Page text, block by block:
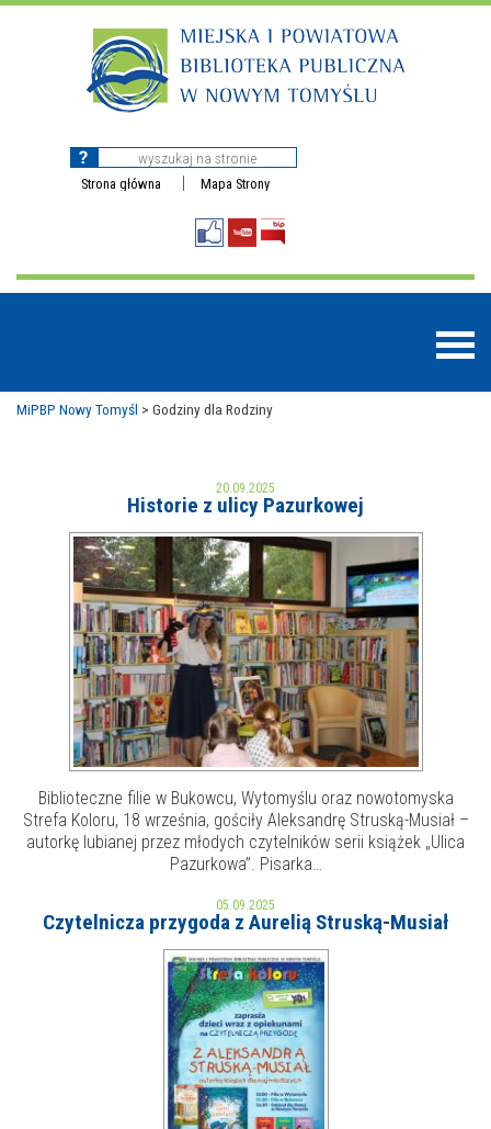
Strona główna Mapa Strony
MOJE KONTO
AKTUALNOŚCI
NAJBLIŻSZE WYDARZENIA
WYDARZENIA BIEŻĄCE
WYDARZYŁO SIĘ
NASZA OFERTA
STREFA WIEDZY O REGIONIE
STREFA KOLORU
POLECANE STRONY
FOTO
MiPBP Nowy Tomyśl > Godziny dla Rodziny
20.09.2025
Historie z ulicy Pazurkowej
Biblioteczne filie w Bukowcu, Wytomyślu oraz nowotomyska
Strefa Koloru, 18 września, gościły Aleksandrę Struską-Musiał –
autorkę lubianej przez młodych czytelników serii książek „Ulica
Pazurkowa”. Pisarka…
05.09.2025
Czytelnicza przygoda z Aurelią Struską-Musiał